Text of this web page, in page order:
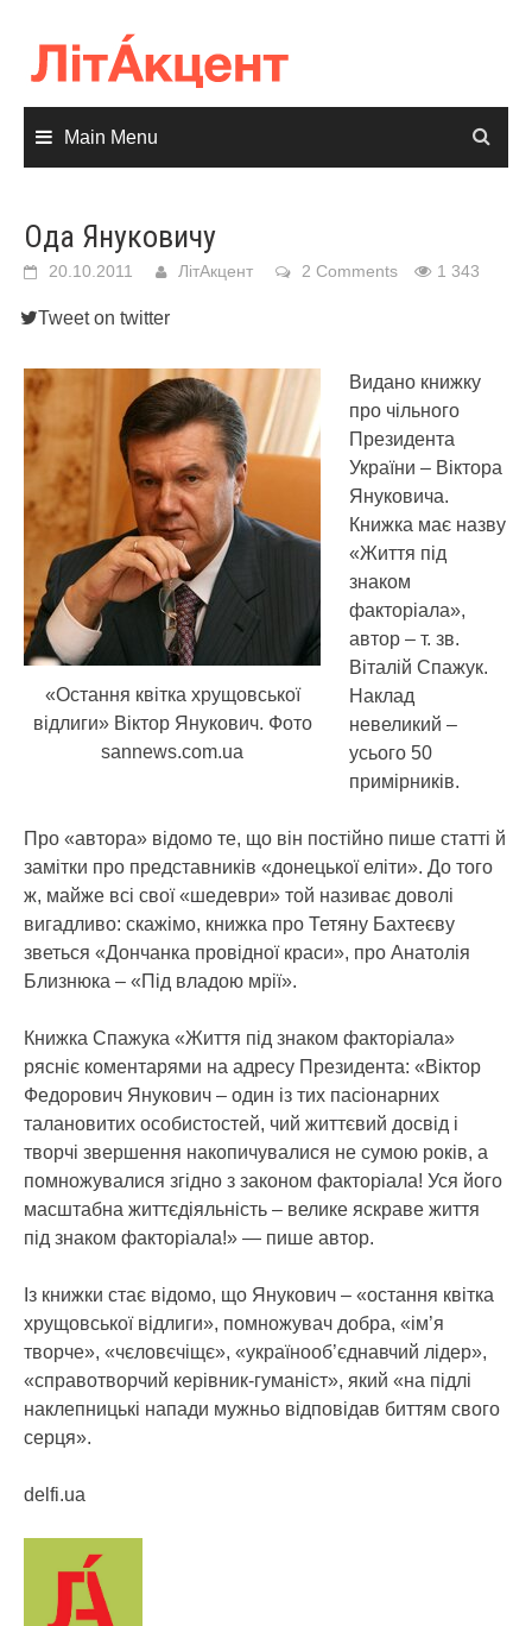
content
Main Menu
Ода Януковичу
20.10.2011 ЛітАкцент 2 Comments 1 343
Tweet on twitter
«Остання квітка хрущовської
відлиги» Віктор Янукович. Фото
sannews.com.ua
Видано книжку
про чільного
Президента
України – Віктора
Януковича.
Книжка має назву
«Життя під
знаком
факторіала»,
автор – т. зв.
Віталій Спажук.
Наклад
невеликий –
усього 50
примірників.
Про «автора» відомо те, що він постійно пише статті й
замітки про представників «донецької еліти». До того
ж, майже всі свої «шедеври» той називає доволі
вигадливо: скажімо, книжка про Тетяну Бахтеєву
зветься «Дончанка провідної краси», про Анатолія
Близнюка – «Під владою мрії».
Книжка Спажука «Життя під знаком факторіала»
рясніє коментарями на адресу Президента: «Віктор
Федорович Янукович – один із тих пасіонарних
талановитих особистостей, чий життєвий досвід і
творчі звершення накопичувалися не сумою років, а
помножувалися згідно з законом факторіала! Уся його
масштабна життєдіяльність – велике яскраве життя
під знаком факторіала!» — пише автор.
Із книжки стає відомо, що Янукович – «остання квітка
хрущовської відлиги», помножувач добра, «ім’я
творче», «чєловєчіщє», «українооб’єднавчий лідер»,
«справотворчий керівник-гуманіст», який «на підлі
наклепницькі напади мужньо відповідав биттям свого
серця».
delfi.ua